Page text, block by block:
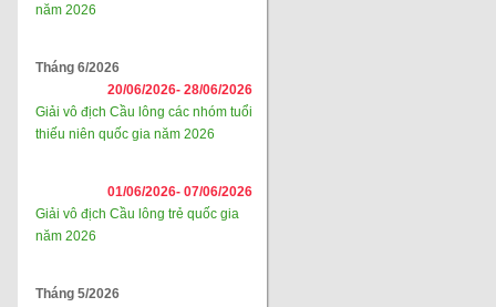
năm 2026
Tháng 6/2026
20/06/2026- 28/06/2026
Giải vô địch Cầu lông các nhóm tuổi
thiếu niên quốc gia năm 2026
01/06/2026- 07/06/2026
Giải vô địch Cầu lông trẻ quốc gia
năm 2026
Tháng 5/2026